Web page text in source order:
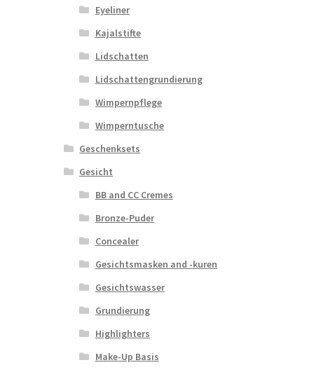
Eyeliner
Kajalstifte
Lidschatten
Lidschattengrundierung
Wimpernpflege
Wimperntusche
Geschenksets
Gesicht
BB and CC Cremes
Bronze-Puder
Concealer
Gesichtsmasken and -kuren
Gesichtswasser
Grundierung
Highlighters
Make-Up Basis